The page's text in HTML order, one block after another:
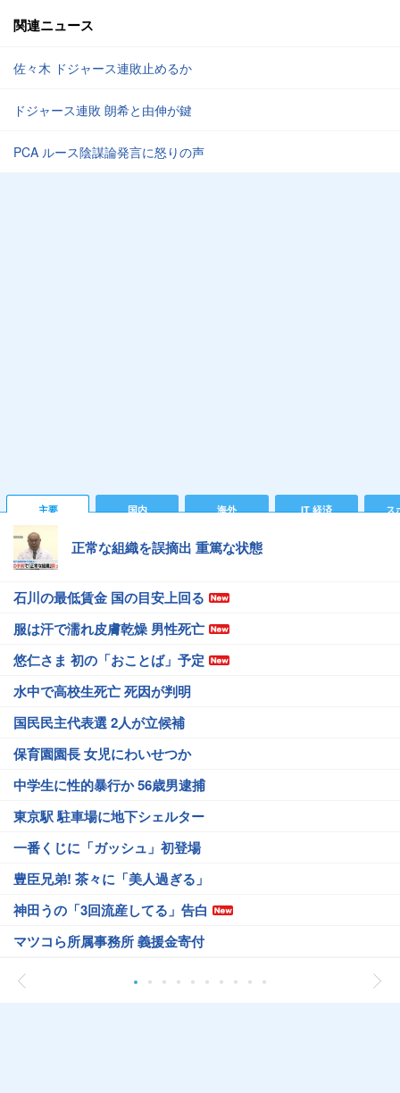
関連ニュース
佐々木 ドジャース連敗止めるか
ドジャース連敗 朗希と由伸が鍵
PCA ルース陰謀論発言に怒りの声
主要 国内 海外 IT 経済 ス
正常な組織を誤摘出 重篤な状態
石川の最低賃金 国の目安上回る
服は汗で濡れ皮膚乾燥 男性死亡
悠仁さま 初の「おことば」予定
水中で高校生死亡 死因が判明
国民民主代表選 2人が立候補
保育園園長 女児にわいせつか
中学生に性的暴行か 56歳男逮捕
東京駅 駐車場に地下シェルター
一番くじに「ガッシュ」初登場
豊臣兄弟! 茶々に「美人過ぎる」
神田うの「3回流産してる」告白
マツコら所属事務所 義援金寄付